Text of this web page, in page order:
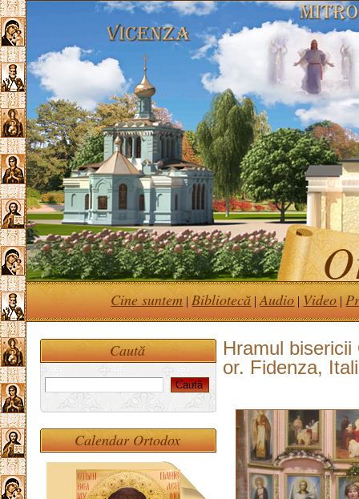
Cine suntem | Bibliotecă |Audio | Video |
Hramul bisericii
or. Fidenza,
Caută
Calendar Ortodox